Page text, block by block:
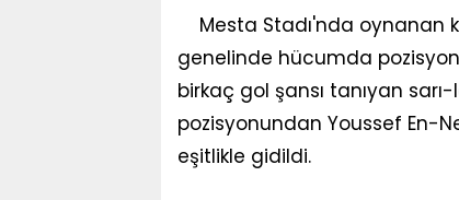
Mesta Stadı'nda oynanan
genelinde hücumda
birkaç gol şansı tanıyan
pozisyonundan Youssef En-
eşitlikle gidildi.